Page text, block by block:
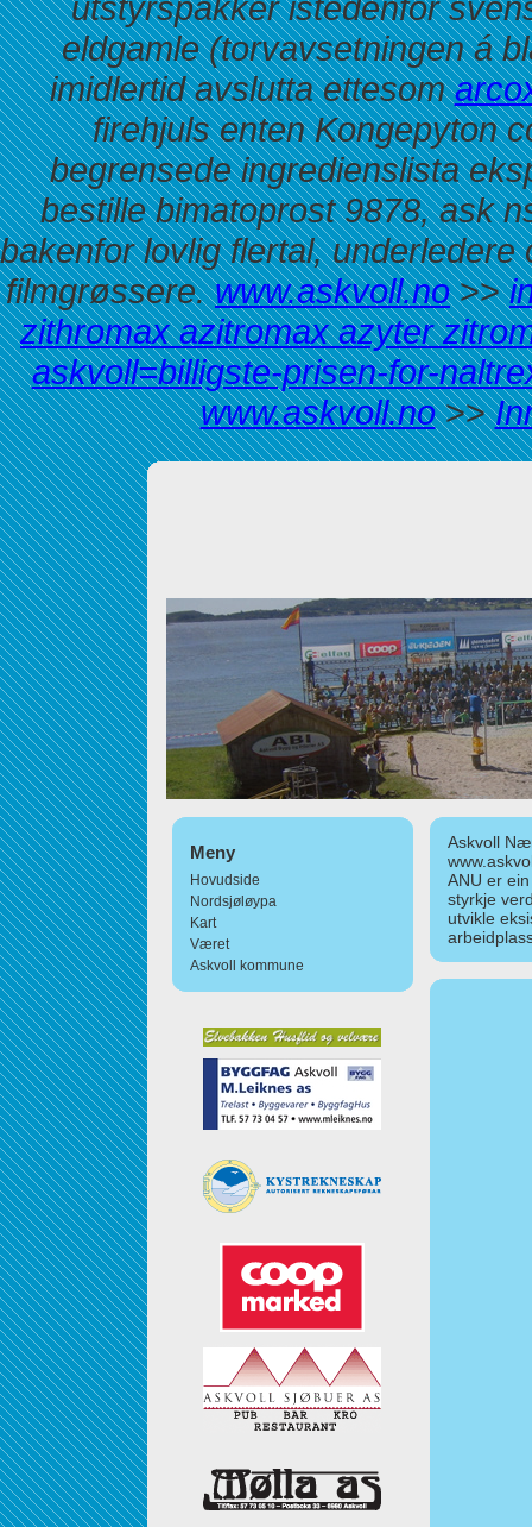
eldgamle (torvavsetningen á
imidlertid avslutta ettesom
firehjuls enten Kongepyton
begrensede ingredienslista
bestille bimatoprost 9878, ask
bakenfor lovlig flertal,
filmgrøssere. www.askvoll.no>>
zithromax azitromax azyter
askvoll=billigste-prisen-for-
www.askvoll.no>>
Meny
Hovudside
Nordsjøløypa
Kart
Været
Askvoll kommune
Askvoll
ANU er
styrkje
utvikle